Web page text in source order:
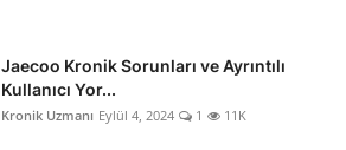
Jaecoo Kronik Sorunları ve Ayrıntılı
Kullanıcı Yor...
Kronik Uzmanı Eylül 4, 2024 1 11K